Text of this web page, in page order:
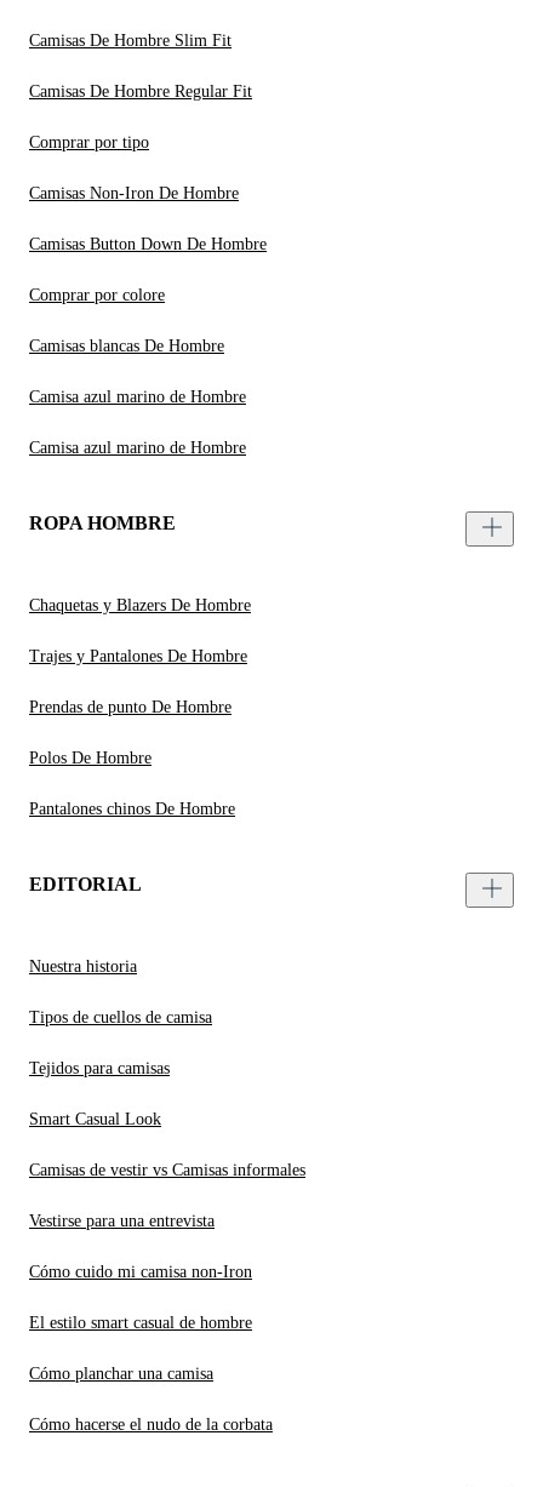
Camisas De Hombre Slim Fit
Camisas De Hombre Regular Fit
Comprar por tipo
Camisas Non-Iron De Hombre
Camisas Button Down De Hombre
Comprar por colore
Camisas blancas De Hombre
Camisa azul marino de Hombre
Camisa azul marino de Hombre
ROPA HOMBRE
Chaquetas y Blazers De Hombre
Trajes y Pantalones De Hombre
Prendas de punto De Hombre
Polos De Hombre
Pantalones chinos De Hombre
EDITORIAL
Nuestra historia
Tipos de cuellos de camisa
Tejidos para camisas
Smart Casual Look
Camisas de vestir vs Camisas informales
Vestirse para una entrevista
Cómo cuido mi camisa non-Iron
El estilo smart casual de hombre
Cómo planchar una camisa
Cómo hacerse el nudo de la corbata